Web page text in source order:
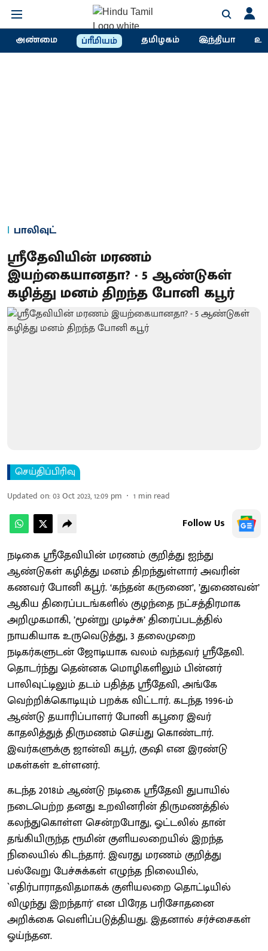
அண்மை ப்ரீமியம் தமிழகம் இந்தியா
பாலிவுட்
ஸ்ரீதேவியின் மரணம்
இயற்கையானதா? - 5 ஆண்டுகள்
கழித்து மனம் திறந்த போனி கபூர்
செய்திப்பிரிவு
Updated on:03 Oct 2023, 12:09 pm 1 min read
Follow Us
நடிகை ஸ்ரீதேவியின் மரணம் குறித்து ஐந்து
ஆண்டுகள் கழித்து மனம் திறந்துள்ளார் அவரின்
கணவர் போனி கபூர். ‘கந்தன் கருணை’, ’துணைவன்’
ஆகிய திரைப்படங்களில் குழந்தை நட்சத்திரமாக
அறிமுகமாகி, ’மூன்று முடிச்சு’ திரைப்படத்தில்
நாயகியாக உருவெடுத்து, 3 தலைமுறை
நடிகர்களுடன் ஜோடியாக வலம் வந்தவர் ஸ்ரீதேவி.
தொடர்ந்து தென்னக மொழிகளிலும் பின்னர்
பாலிவுட்டிலும் தடம் பதித்த ஸ்ரீதேவி, அங்கே
வெற்றிக்கொடியும் பறக்க விட்டார். கடந்த 1996-ம்
ஆண்டு தயாரிப்பாளர் போனி கபூரை இவர்
காதலித்துத் திருமணம் செய்து கொண்டார்.
இவர்களுக்கு ஜான்வி கபூர், குஷி என இரண்டு
மகள்கள் உள்ளனர்.
கடந்த 2018ம் ஆண்டு நடிகை ஸ்ரீதேவி துபாயில்
நடைபெற்ற தனது உறவினரின் திருமணத்தில்
கலந்துகொள்ள சென்றபோது, ஓட்டலில் தான்
தங்கியிருந்த ரூமின் குளியலறையில் இறந்த
நிலையில் கிடந்தார். இவரது மரணம் குறித்து
பல்வேறு பேச்சுக்கள் எழுந்த நிலையில்,
`எதிர்பாராதவிதமாகக் குளியலறை தொட்டியில்
விழுந்து இறந்தார்' என பிரேத பரிசோதனை
அறிக்கை வெளிப்படுத்தியது. இதனால் சர்ச்சைகள்
ஓய்ந்தன.